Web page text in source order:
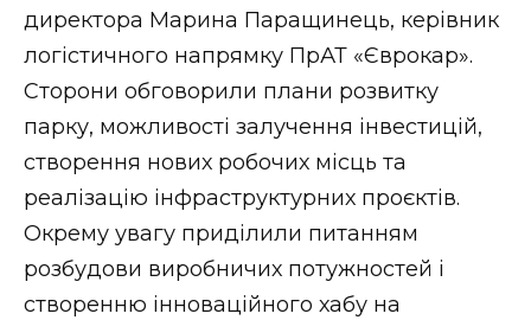
директора Марина Паращинець, керівник
логістичного напрямку ПрАТ «Єврокар».
Сторони обговорили плани розвитку
парку, можливості залучення інвестицій,
створення нових робочих місць та
реалізацію інфраструктурних проєктів.
Окрему увагу приділили питанням
розбудови виробничих потужностей і
створенню інноваційного хабу на